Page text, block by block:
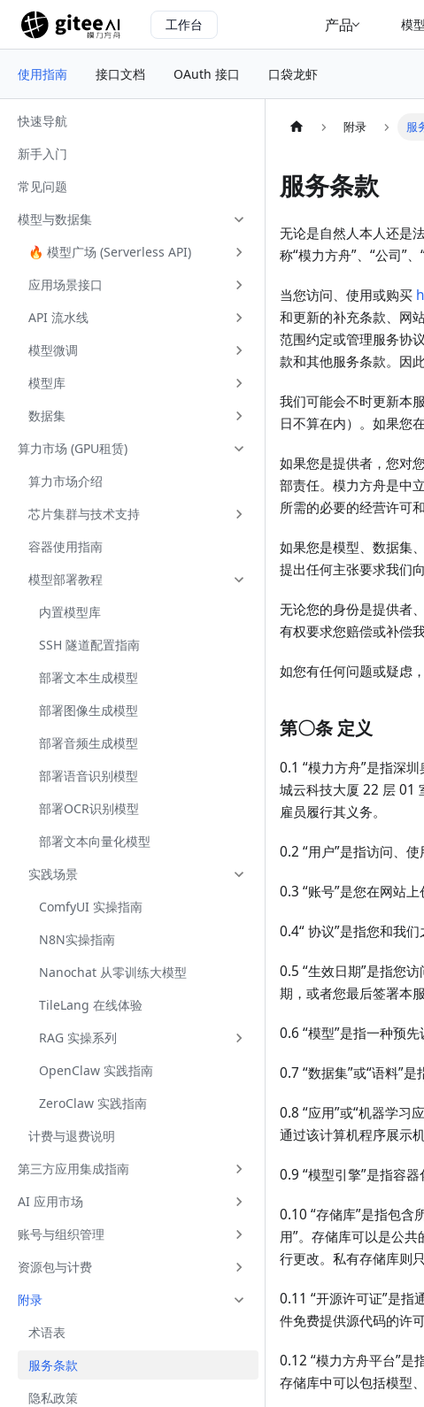
工作台 产品 模
使用指南 接口文档 OAuth 接口 口袋龙虾
快速导航
新手入门
常见问题
模型与数据集
🔥 模型广场 (Serverless API)
应用场景接口
API 流水线
模型微调
模型库
数据集
算力市场 (GPU租赁)
算力市场介绍
芯片集群与技术支持
容器使用指南
模型部署教程
内置模型库
SSH 隧道配置指南
部署文本生成模型
部署图像生成模型
部署音频生成模型
部署语音识别模型
部署OCR识别模型
部署文本向量化模型
实践场景
ComfyUI 实操指南
N8N实操指南
Nanochat 从零训练大模型
TileLang 在线体验
RAG 实操系列
OpenClaw 实践指南
ZeroClaw 实践指南
计费与退费说明
第三方应用集成指南
AI 应用市场
账号与组织管理
资源包与计费
附录
术语表
服务条款
隐私政策
附录 服
服务条款
无论是自然人本人还是
称“模力方舟”、“公司”
当您访问、使用或购买
和更新的补充条款、网
范围约定或管理服务协
款和其他服务条款。因
我们可能会不时更新本
日不算在内）。如果您
如果您是提供者，您对
部责任。模力方舟是中
所需的必要的经营许可
如果您是模型、数据集
提出任何主张要求我们
无论您的身份是提供者
有权要求您赔偿或补偿
如您有任何问题或疑虑
第〇条 定义
0.1 “模力方舟”是指深
城云科技大厦 22 层 01
雇员履行其义务。
0.2 “用户”是指访问、
0.3 “账号”是您在网站
0.4“ 协议”是指您和我
0.5 “生效日期”是指您
期，或者您最后签署本
0.6 “模型”是指一种预
0.7 “数据集”或“语料”
0.8 “应用”或“机器学习
通过该计算机程序展示
0.9 “模型引擎”是指容
0.10 “存储库”是指包含
用”。存储库可以是公
行更改。私有存储库则
0.11 “开源许可证”是
件免费提供源代码的许
0.12 “模力方舟平台”是
存储库中可以包括模型